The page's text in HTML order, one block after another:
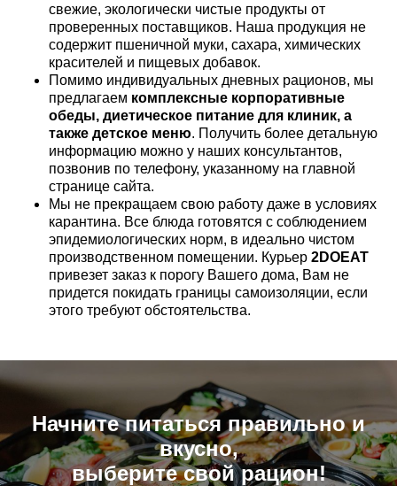
свежие, экологически чистые продукты от
проверенных поставщиков. Наша продукция не
содержит пшеничной муки, сахара, химических
красителей и пищевых добавок.
Помимо индивидуальных дневных рационов, мы
предлагаем комплексные корпоративные
обеды, диетическое питание для клиник, а
также детское меню. Получить более детальную
информацию можно у наших консультантов,
позвонив по телефону, указанному на главной
странице сайта.
Мы не прекращаем свою работу даже в условиях
карантина. Все блюда готовятся с соблюдением
эпидемиологических норм, в идеально чистом
производственном помещении. Курьер 2DOEAT
привезет заказ к порогу Вашего дома, Вам не
придется покидать границы самоизоляции, если
этого требуют обстоятельства.
Начните питаться правильно и
вкусно,
выберите свой рацион!